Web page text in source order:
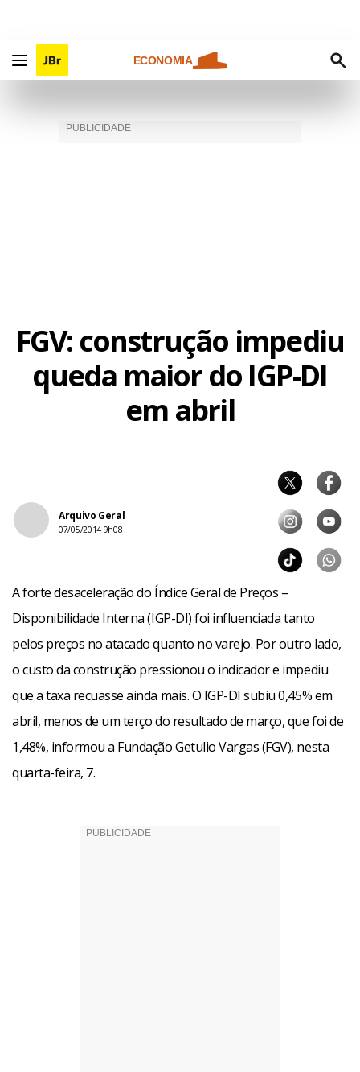
ECONOMIA
FGV: construção impediu
queda maior do IGP-DI
em abril
Arquivo Geral
07/05/2014 9h08
A forte desaceleração do Índice Geral de Preços –
Disponibilidade Interna (IGP-DI) foi influenciada tanto
pelos preços no atacado quanto no varejo. Por outro lado,
o custo da construção pressionou o indicador e impediu
que a taxa recuasse ainda mais. O IGP-DI subiu 0,45% em
abril, menos de um terço do resultado de março, que foi de
1,48%, informou a Fundação Getulio Vargas (FGV), nesta
quarta-feira, 7.